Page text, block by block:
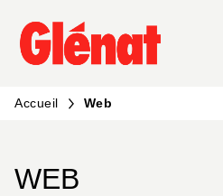
MENU RECHERCHE
PIED DE PAGE
Accueil Web
WEB